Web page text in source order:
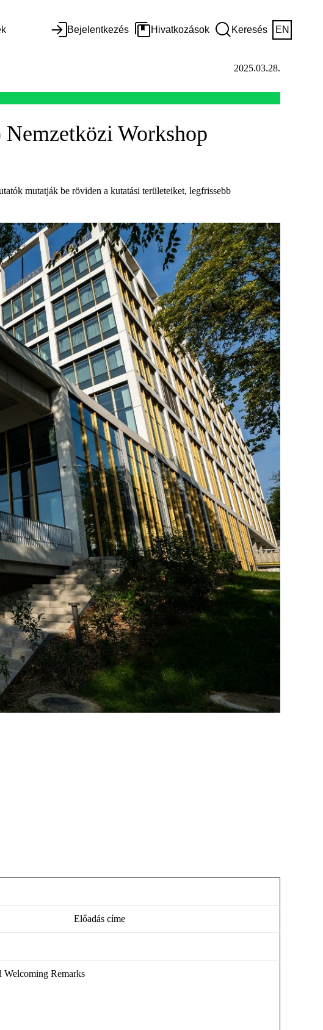
Bejelentkezés Hivatkozások Keresés EN
2025.03.28.
Workshop
mutatják be röviden a kutatási területeiket, legfrissebb
Előadás címe
Welcoming Remarks